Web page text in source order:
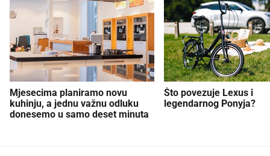
Mjesecima planiramo novu
kuhinju, a jednu važnu odluku
donesemo u samo deset minuta
Što povezuje Lexus i
legendarnog Ponyja?